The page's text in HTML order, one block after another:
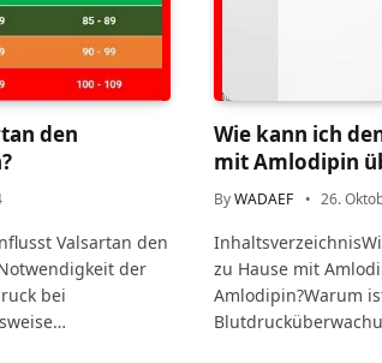
den
Valsartan den
der
bei
Wie kann ich
mit Amlodipin
ByWADAEF 26.
zu Hause mit
Amlodipin?Warum